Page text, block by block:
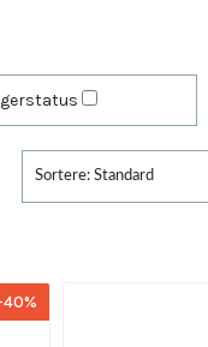
Sortere: Standard
40%